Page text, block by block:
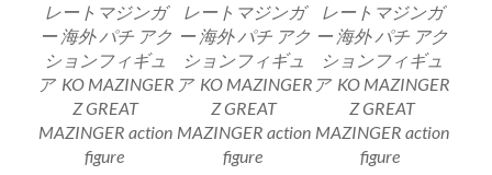
レートマジンガ
ー 海外 パチ アク
ションフィギュ
ア KO MAZINGER
Z GREAT
MAZINGER action
figure
レートマジンガ
ー 海外 パチ アク
ションフィギュ
ア KO MAZINGER
Z GREAT
MAZINGER action
figure
レートマジンガ
ー 海外 パチ アク
ションフィギュ
ア KO MAZINGER
Z GREAT
MAZINGER action
figure